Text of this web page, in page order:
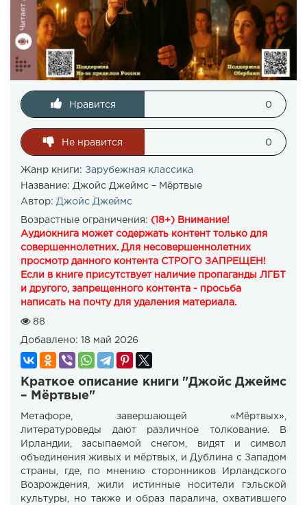
Нравится 0
Не нравится 0
Жанр книги: Зарубежная классика
Название: Джойс Джеймс – Мёртвые
Автор: Джойс Джеймс
Возрастные ограничения: (18+) Внимание!
Аудиокнига может содержать контент только для
совершеннолетних. Для несовершеннолетних
просмотр данного контента СТРОГО ЗАПРЕЩЕН!
Если в книге присутствует наличие пропаганды ЛГБТ
и другого, запрещенного контента - просьба
написать на почту для удаления материала.
88
Добавлено: 18 май 2026
Краткое описание книги "Джойс Джеймс
– Мёртвые"
Метафоре, завершающей «Мёртвых»,
литературоведы дают различное толкование. В
Ирландии, засыпаемой снегом, видят и символ
объединения живых и мёртвых, и Дублина с Западом
страны, где, по мнению сторонников Ирландского
Возрождения, жили истинные носители гэльской
культуры, но также и образ паралича, охватившего